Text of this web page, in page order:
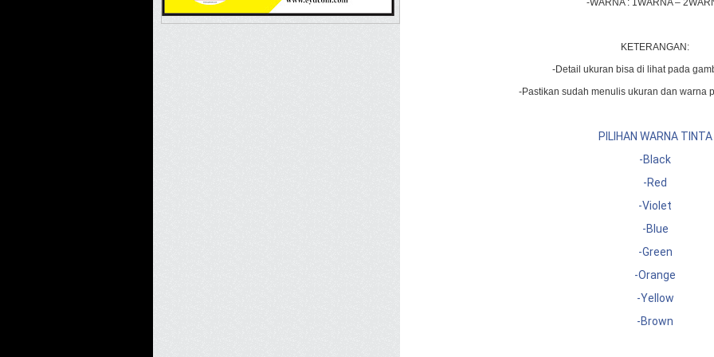
-WARNA : 1WARNA –
KETERANGAN:
-Detail ukuran bisa di lihat pada
-Pastikan sudah menulis ukuran dan warna
PILIHAN WARNA TINTA
-Black
-Red
-Violet
-Blue
-Green
-Orange
-Yellow
-Brown